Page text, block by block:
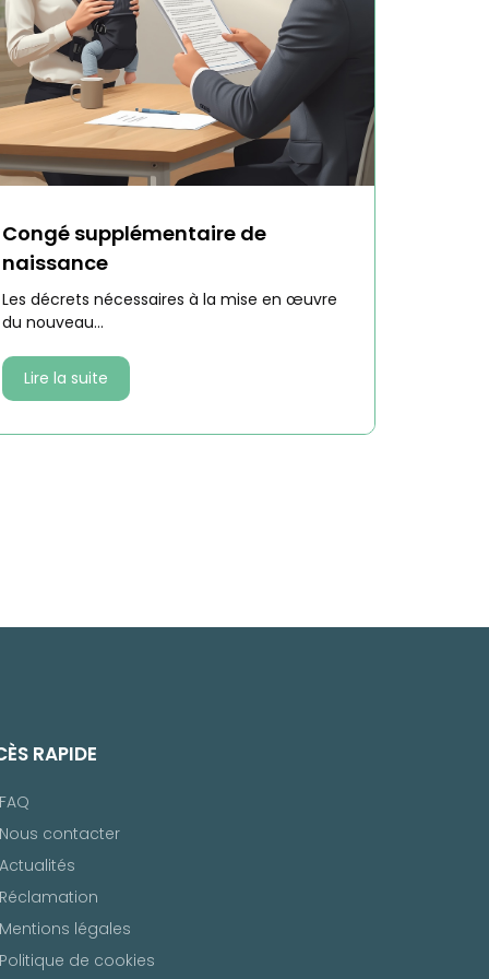
Congé supplémentaire de
naissance
Les décrets nécessaires à la mise en œuvre
du nouveau...
Lire la suite
RAPIDE
FAQ
Nous contacter
Actualités
Réclamation
Mentions légales
Politique de cookies